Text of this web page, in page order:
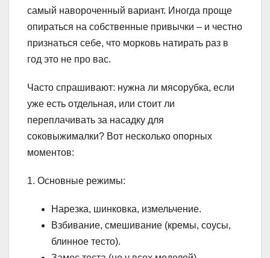
самый навороченный вариант. Иногда проще
опираться на собственные привычки – и честно
признаться себе, что морковь натирать раз в
год это не про вас.
Часто спрашивают: нужна ли мясорубка, если
уже есть отдельная, или стоит ли
переплачивать за насадку для
соковыжималки? Вот несколько опорных
моментов:
1. Основные режимы:
Нарезка, шинковка, измельчение.
Взбивание, смешивание (кремы, соусы,
блинное тесто).